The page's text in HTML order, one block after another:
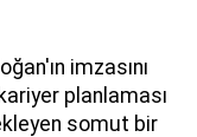
imzasını
planlaması
somut bir